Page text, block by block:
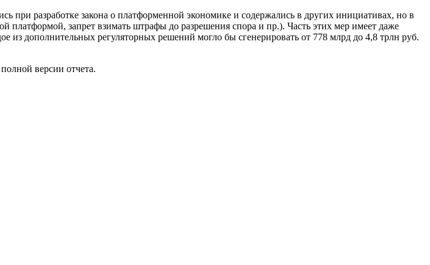
при разработке закона о платформенной экономике и содержались в других инициативах, но в
платформой, запрет взимать штрафы до разрешения спора и пр.). Часть этих мер имеет даже
дополнительных регуляторных решений могло бы сгенерировать от 778 млрд до 4,8 трлн руб.
версии отчета.